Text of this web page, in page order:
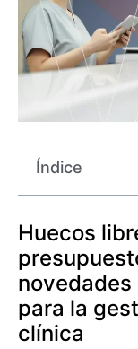
Índice
Huecos
novedades
para la
clínica